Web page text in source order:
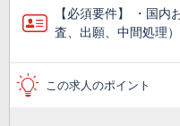
【必須要件】 ・国内
査、出願、中間処理
この求人のポイント